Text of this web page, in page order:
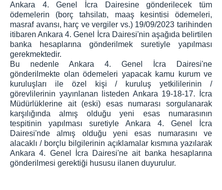
Ankara 4. Genel İcra Dairesine gönderilecek tüm
ödemelerin (borç tahsilatı, maaş kesintisi ödemeleri,
masraf avansı, harç ve vergiler vs.) 19/09/2023 tarihinden
itibaren Ankara 4. Genel İcra Dairesi'nin aşağıda belirtilen
banka hesaplarına gönderilmek suretiyle yapılması
gerekmektedir.
Bu nedenle Ankara 4. Genel İcra Dairesi'ne
gönderilmekte olan ödemeleri yapacak kamu kurum ve
kuruluşları ile özel kişi / kuruluş yetkililerinin /
görevlilerinin yayınlanan listeden Ankara 19-18-17. İcra
Müdürlüklerine ait (eski) esas numarası sorgulanarak
karşılığında almış olduğu yeni esas numarasının
tespitinin yapılması suretiyle Ankara 4. Genel İcra
Dairesi'nde almış olduğu yeni esas numarasını ve
alacaklı / borçlu bilgilerinin açıklamalar kısmına yazılarak
Ankara 4. Genel İcra Dairesi'ne ait banka hesaplarına
gönderilmesi gerektiği hususu ilanen duyurulur.